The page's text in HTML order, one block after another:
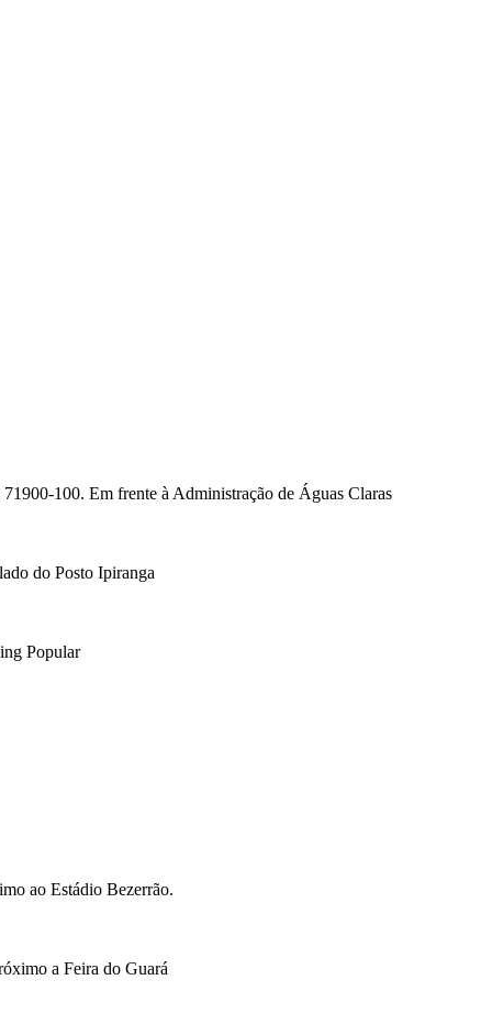
100. Em frente à Administração de Águas Claras
do Posto Ipiranga
Popular
ao Estádio Bezerrão.
a Feira do Guará